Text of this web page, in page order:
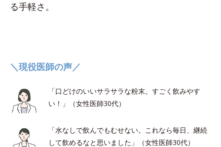
る手軽さ。
＼現役医師の声／
「口どけのいいサラサラな粉末。すごく飲みやす
い！」（女性医師30代）
「水なしで飲んでもむせない。これなら毎日、継続
して飲めるなと思いました」（女性医師30代）